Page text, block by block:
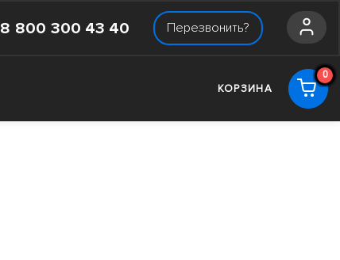
8 800 300 43 40 Перезвонить?
КОРЗИНА
0